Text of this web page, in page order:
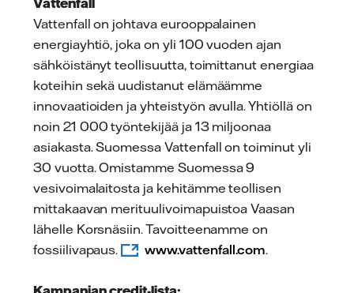
Vattenfall
Vattenfall on johtava eurooppalainen
energiayhtiö, joka on yli 100 vuoden ajan
sähköistänyt teollisuutta, toimittanut energiaa
koteihin sekä uudistanut elämäämme
innovaatioiden ja yhteistyön avulla. Yhtiöllä on
noin 21 000 työntekijää ja 13 miljoonaa
asiakasta. Suomessa Vattenfall on toiminut yli
30 vuotta. Omistamme Suomessa 9
vesivoimalaitosta ja kehitämme teollisen
mittakaavan merituulivoimapuistoa Vaasan
lähelle Korsnäsiin. Tavoitteenamme on
fossiilivapaus.
www.vattenfall.com.